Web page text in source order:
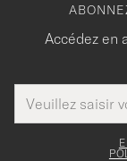
Accédez en
de
courrier
Merci
pour